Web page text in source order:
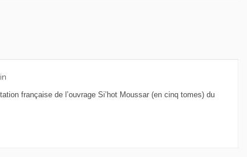
française de l’ouvrage Si’hot Moussar (en cinq tomes) du